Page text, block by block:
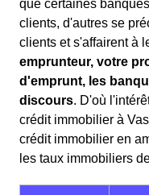
que certaines
clients, d'autres se
clients et s'affairent à
emprunteur, votre
d'emprunt, les
discours. D'où
crédit immobilier à
crédit immobilier en
les taux immobiliers